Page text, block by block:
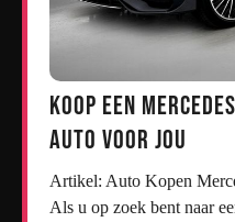
Koop een
Auto voor Jou
Artikel: Auto Kopen Mercedes Auto Kopen: Mercedes
Als u op zoek bent naar